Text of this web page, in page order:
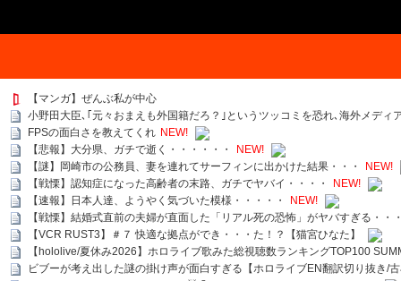
【マンガ】ぜんぶ私が中心
小野田大臣､｢元々おまえも外国籍だろ？｣というツッコミを恐れ､海外メディ
FPSの面白さを教えてくれ NEW!
【悲報】大分県、ガチで逝く・・・・・・
NEW!
【謎】岡崎市の公務員、妻を連れてサーフィンに出かけた結果・・・
NEW!
【戦慄】認知症になった高齢者の末路、ガチでヤバイ・・・・
NEW!
【速報】日本人達、ようやく気づいた模様・・・・・
NEW!
【戦慄】結婚式直前の夫婦が直面した「リアル死の恐怖」がヤバすぎる・・
【VCR RUST3】＃７ 快適な拠点ができ・・・た！？【猫宮ひなた】
【hololive/夏休み2026】ホロライブ歌みた総視聴数ランキングTOP100
ビブーが考え出した謎の掛け声が面白すぎる【ホロライブEN翻訳切り抜き/